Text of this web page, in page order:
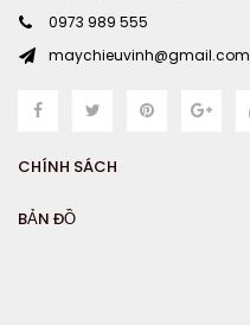
0973 989 555
maychieuvinh@gmail.com
CHÍNH SÁCH
BẢN ĐỒ